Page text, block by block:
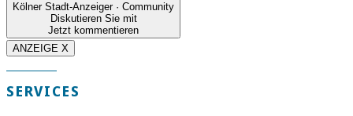
Kölner Stadt-Anzeiger · Community
Diskutieren Sie mit
Jetzt kommentieren
ANZEIGE X
SERVICES